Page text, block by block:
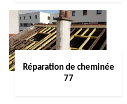
Réparation de cheminée
77